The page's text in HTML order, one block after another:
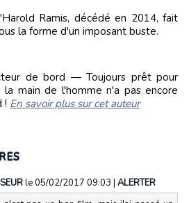
Ramis, décédé en 2014, fait
la forme d'un imposant buste.
de bord — Toujours prêt pour
main de l'homme n'a pas encore
! En savoir plus sur cet auteur
le 05/02/2017 09:03 | ALERTER